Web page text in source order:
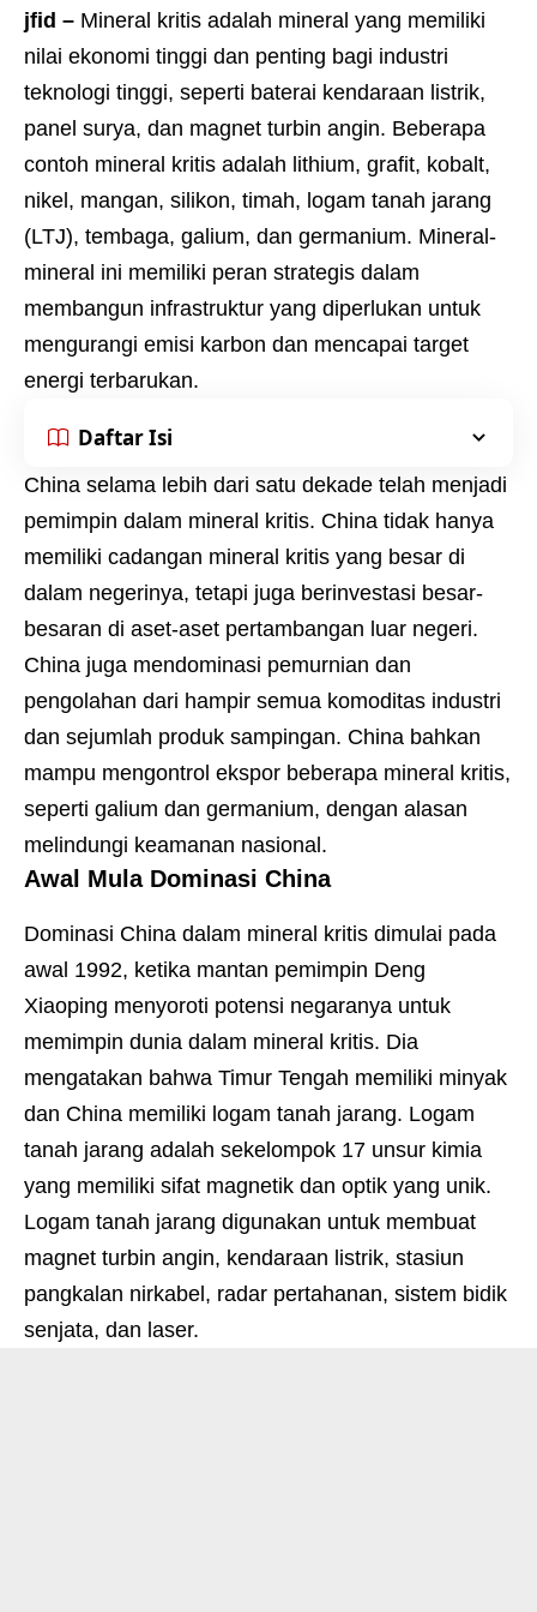
jfid – Mineral kritis adalah mineral yang memiliki
nilai ekonomi tinggi dan penting bagi industri
teknologi tinggi, seperti baterai kendaraan listrik,
panel surya, dan magnet turbin angin. Beberapa
contoh mineral kritis adalah lithium, grafit, kobalt,
nikel, mangan, silikon, timah, logam tanah jarang
(LTJ), tembaga, galium, dan germanium. Mineral-
mineral ini memiliki peran strategis dalam
membangun infrastruktur yang diperlukan untuk
mengurangi emisi karbon dan mencapai target
energi terbarukan.
Daftar Isi
China selama lebih dari satu dekade telah menjadi
pemimpin dalam mineral kritis. China tidak hanya
memiliki cadangan mineral kritis yang besar di
dalam negerinya, tetapi juga berinvestasi besar-
besaran di aset-aset pertambangan luar negeri.
China juga mendominasi pemurnian dan
pengolahan dari hampir semua komoditas industri
dan sejumlah produk sampingan. China bahkan
mampu mengontrol ekspor beberapa mineral kritis,
seperti galium dan germanium, dengan alasan
melindungi keamanan nasional.
Awal Mula Dominasi China
Dominasi China dalam mineral kritis dimulai pada
awal 1992, ketika mantan pemimpin Deng
Xiaoping menyoroti potensi negaranya untuk
memimpin dunia dalam mineral kritis. Dia
mengatakan bahwa Timur Tengah memiliki minyak
dan China memiliki logam tanah jarang. Logam
tanah jarang adalah sekelompok 17 unsur kimia
yang memiliki sifat magnetik dan optik yang unik.
Logam tanah jarang digunakan untuk membuat
magnet turbin angin, kendaraan listrik, stasiun
pangkalan nirkabel, radar pertahanan, sistem bidik
senjata, dan laser.